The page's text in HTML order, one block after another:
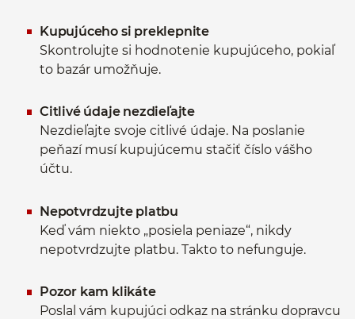
Kupujúceho si preklepnite
Skontrolujte si hodnotenie kupujúceho, pokiaľ
to bazár umožňuje.
Citlivé údaje nezdieľajte
Nezdieľajte svoje citlivé údaje. Na poslanie
peňazí musí kupujúcemu stačiť číslo vášho
účtu.
Nepotvrdzujte platbu
Keď vám niekto „posiela peniaze“, nikdy
nepotvrdzujte platbu. Takto to nefunguje.
Pozor kam klikáte
Poslal vám kupujúci odkaz na stránku dopravcu